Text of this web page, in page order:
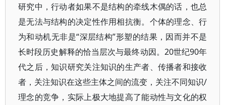
研究中，行动者如果不是结构的牵线木偶的话，也总
是无法与结构的决定性作用相抗衡。个体的理念、行
为和动机无非是“深层结构”形塑的结果，因而并不是
长时段历史解释的恰当层次与最终动因。20世纪90年
代之后，知识研究关注知识的生产者、传播者和接收
者，关注知识在这些主体之间的流变，关注不同知识/
理念的竞争，实际上极大地提高了能动性与文化的权